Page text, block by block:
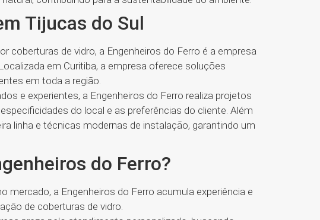
Tijucas do Sul
coberturas de vidro, a Engenheiros do Ferro é a empresa
em Curitiba, a empresa oferece soluções
em toda a região.
e experientes, a Engenheiros do Ferro realiza projetos
do local e as preferências do cliente. Além
linha e técnicas modernas de instalação, garantindo um
do Ferro?
mercado, a Engenheiros do Ferro acumula experiência e
de coberturas de vidro.